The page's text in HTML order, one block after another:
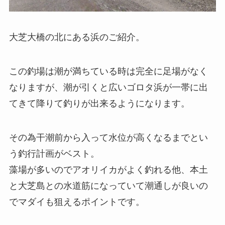
大芝大橋の北にある浜のご紹介。
この釣場は潮が満ちている時は完全に足場がなく
なりますが、潮が引くと広いゴロタ浜が一帯に出
てきて降りて釣りが出来るようになります。
その為干潮前から入って水位が高くなるまでとい
う釣行計画がベスト。
藻場が多いのでアオリイカがよく釣れる他、本土
と大芝島との水道筋になっていて潮通しが良いの
でマダイも狙えるポイントです。